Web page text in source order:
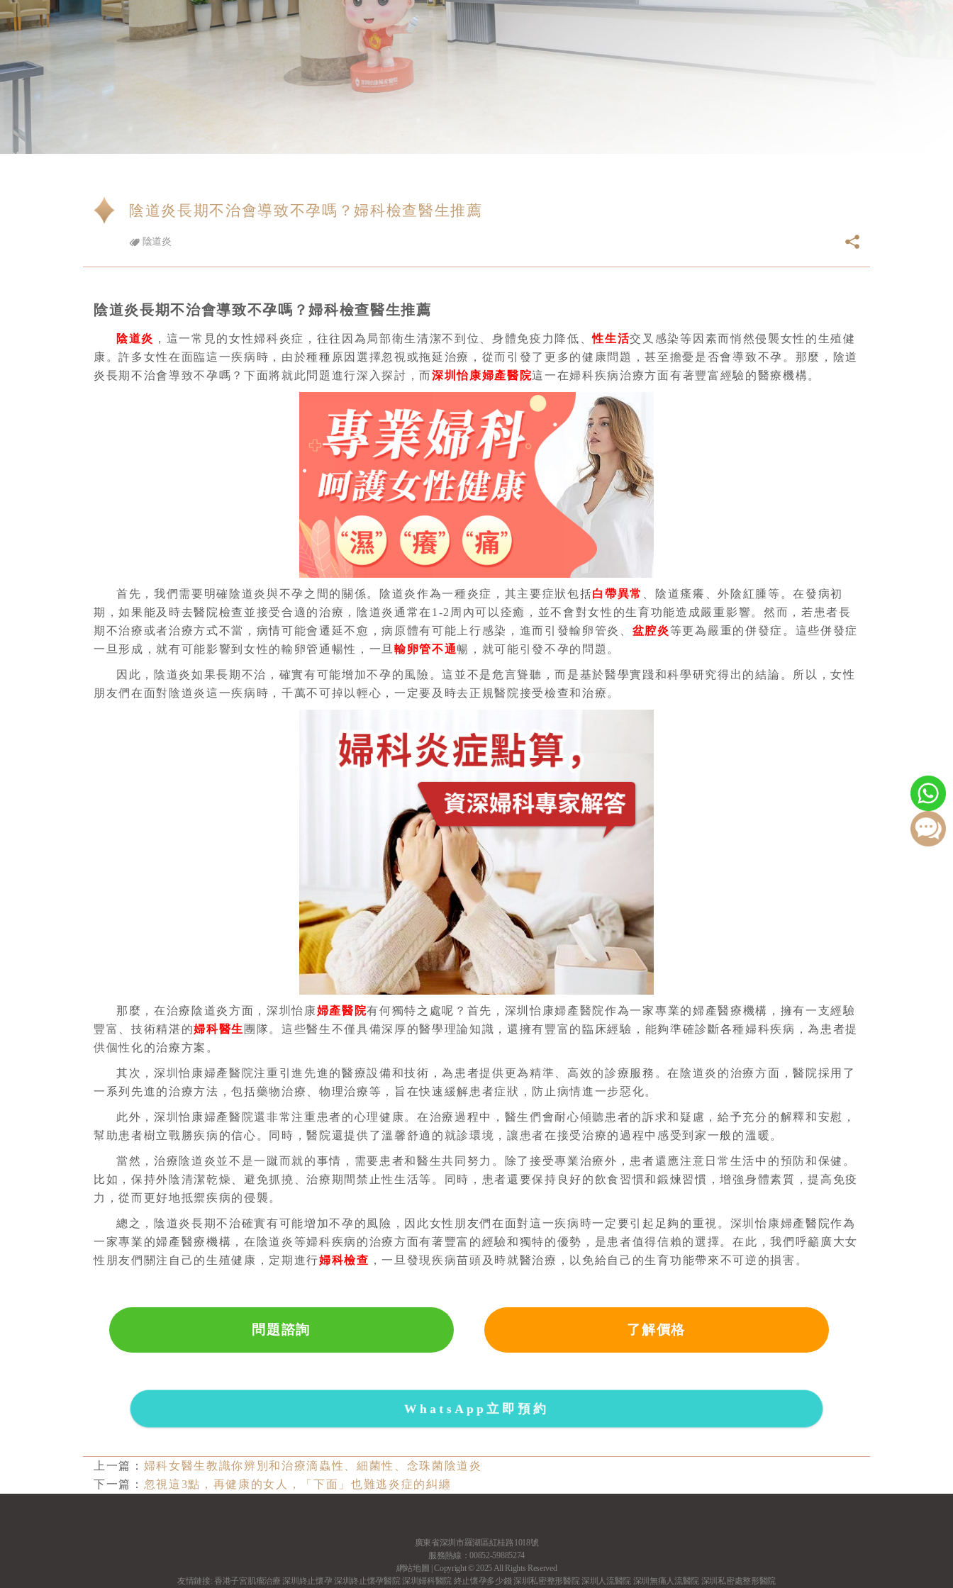
陰道炎長期不治會導致不孕嗎？婦科檢查醫生推薦
陰道炎
陰道炎長期不治會導致不孕嗎？婦科檢查醫生推薦
陰道炎 ，這一常見的女性婦科炎症，往往因為局部衛生清潔不到位、身體免疫力降低、性生活交叉感染等因素而悄然侵襲女性的生殖健
康。許多女性在面臨這一疾病時，由於種種原因選擇忽視或拖延治療，從而引發了更多的健康問題，甚至擔憂是否會導致不孕。那麼，陰道
炎長期不治會導致不孕嗎？下面將就此問題進行深入探討，而深圳怡康婦產醫院這一在婦科疾病治療方面有著豐富經驗的醫療機構。
首先，我們需要明確陰道炎與不孕之間的關係。陰道炎作為一種炎症，其主要症狀包括白帶異常
、陰道瘙癢、外陰紅腫等。在發病初
期，如果能及時去醫院檢查並接受合適的治療，陰道炎通常在1-2周內可以痊癒，並不會對女性的生育功能造成嚴重影響。然而，若患者長
期不治療或者治療方式不當，病情可能會遷延不愈，病原體有可能上行感染，進而引發輸卵管炎、 盆腔炎等更為嚴重的併發症。這些併發症
一旦形成，就有可能影響到女性的輸卵管通暢性，一旦輸卵管不通暢，就可能引發不孕的問題。
因此，陰道炎如果長期不治，確實有可能增加不孕的風險。這並不是危言聳聽，而是基於醫學實踐和科學研究得出的結論。所以，女性
朋友們在面對陰道炎這一疾病時，千萬不可掉以輕心，一定要及時去正規醫院接受檢查和治療。
那麼，在治療陰道炎方面，深圳怡康婦產醫院有何獨特之處呢？首先，深圳怡康婦產醫院作為一家專業的婦產醫療機構，擁有一支經驗
豐富、技術精湛的婦科醫生 團隊。這些醫生不僅具備深厚的醫學理論知識，還擁有豐富的臨床經驗，能夠準確診斷各種婦科疾病，為患者提
供個性化的治療方案。
其次，深圳怡康婦產醫院注重引進先進的醫療設備和技術，為患者提供更為精準、高效的診療服務。在陰道炎的治療方面，醫院採用了
一系列先進的治療方法，包括藥物治療、物理治療等，旨在快速緩解患者症狀，防止病情進一步惡化。
此外，深圳怡康婦產醫院還非常注重患者的心理健康。在治療過程中，醫生們會耐心傾聽患者的訴求和疑慮，給予充分的解釋和安慰，
幫助患者樹立戰勝疾病的信心。同時，醫院還提供了溫馨舒適的就診環境，讓患者在接受治療的過程中感受到家一般的溫暖。
當然，治療陰道炎並不是一蹴而就的事情，需要患者和醫生共同努力。除了接受專業治療外，患者還應注意日常生活中的預防和保健。
比如，保持外陰清潔乾燥、避免抓撓、治療期間禁止性生活等。同時，患者還要保持良好的飲食習慣和鍛煉習慣，增強身體素質，提高免疫
力，從而更好地抵禦疾病的侵襲。
總之，陰道炎長期不治確實有可能增加不孕的風險，因此女性朋友們在面對這一疾病時一定要引起足夠的重視。深圳怡康婦產醫院作為
一家專業的婦產醫療機構，在陰道炎等婦科疾病的治療方面有著豐富的經驗和獨特的優勢，是患者值得信賴的選擇。在此，我們呼籲廣大女
性朋友們關注自己的生殖健康，定期進行婦科檢查 ，一旦發現疾病苗頭及時就醫治療，以免給自己的生育功能帶來不可逆的損害。
問題諮詢 了解價格
WhatsApp立即預約
上一篇： 婦科女醫生教識你辨別和治療滴蟲性、細菌性、念珠菌陰道炎
下一篇： 忽視這3點，再健康的女人，「下面」也難逃炎症的糾纏
廣東省深圳市羅湖區紅桂路1018號
服務熱線：00852-59885274
網站地圖 | Copyright © 2025 All Rights Reserved
友情鏈接:香港子宮肌瘤治療 深圳終止懷孕深圳終止懷孕醫院 深圳婦科醫院 終止懷孕多少錢深圳私密整形醫院 深圳人流醫院 深圳無痛人流醫院 深圳私密處整形醫院